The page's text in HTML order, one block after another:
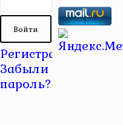
Регистрация |
Забыли
пароль?